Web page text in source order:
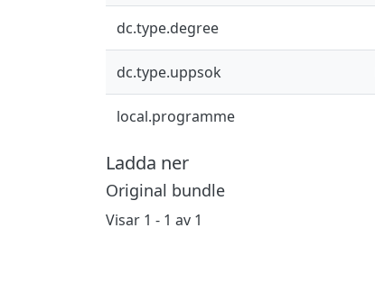
dc.type.degree
dc.type.uppsok
local.programme
Ladda ner
Original bundle
Visar 1 - 1 av 1